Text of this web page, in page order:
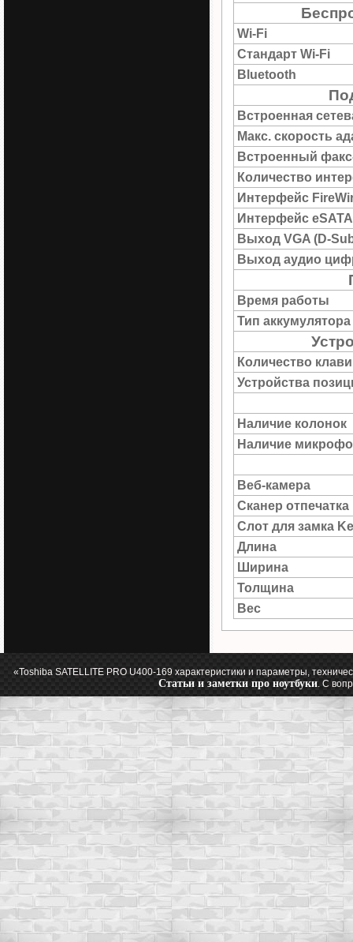
Wi-Fi
Стандарт Wi-Fi
Bluetooth
Встроенная
Макс. скорость
Встроенный
Количество
Интерфейс
Интерфейс eSATA
Выход VGA (D-
Выход аудио
Время работы
Тип аккумулятора
Количество
Устройства
Наличие колонок
Наличие
Веб-камера
Сканер
Слот для замка
Длина
Ширина
Толщина
Вес
«Toshiba SATELLITE PRO U400-169 характеристики и параметры,
Статьи и заметки про ноутбуки. С